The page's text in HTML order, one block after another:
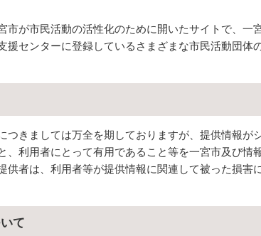
市が市民活動の活性化のために開いたサイトで、一
援センターに登録しているさまざまな市民活動団体
つきましては万全を期しておりますが、提供情報
、利用者にとって有用であること等を一宮市及び情
供者は、利用者等が提供情報に関連して被った損害
て